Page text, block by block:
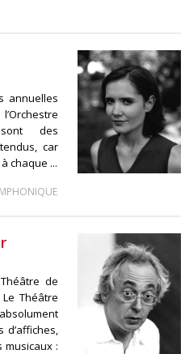
annuelles
des
car
chaque ...
de
Le Théâtre
musicaux :